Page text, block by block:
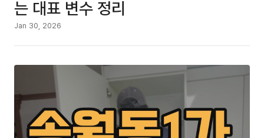
는 대표 변수 정리
Jan 30, 2026